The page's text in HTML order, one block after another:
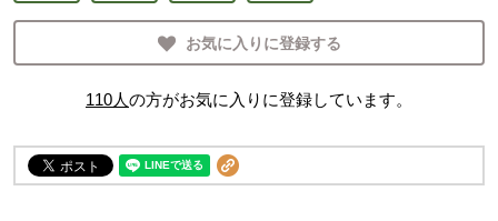
お気に入りに登録する
110人の方がお気に入りに登録しています。